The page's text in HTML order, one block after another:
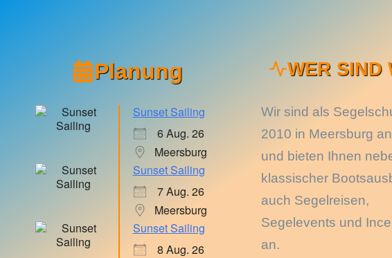
Planung
Sunset Sailing
6 Aug. 26
Meersburg
Sunset Sailing
7 Aug. 26
Meersburg
Sunset Sailing
8 Aug. 26
WER SIND
Wir sind als
2010 in Meersburg
und bieten Ihnen
klassischer
auch Segelreisen,
Segelevents und
an.